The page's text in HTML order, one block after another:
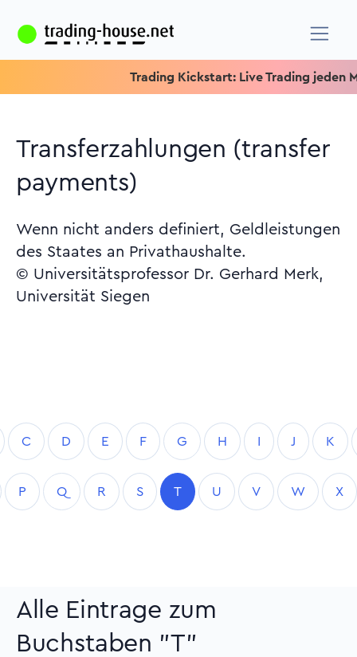
Trading Kickstart: Live Trading jeden
Transferzahlungen (transfer
payments)
Wenn nicht anders definiert, Geldleistungen
des Staates an Privathaushalte.
© Universitätsprofessor Dr. Gerhard Merk,
Universität Siegen
C D E F G H I J K
P Q R S T U V W X
Alle Eintrage zum
Buchstaben "T"